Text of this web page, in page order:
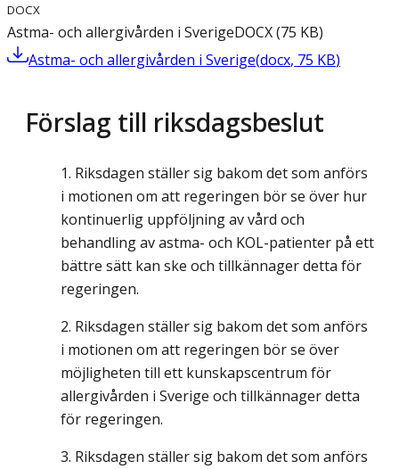
DOCX
Astma- och allergivården i SverigeDOCX(75 KB)
Astma- och allergivården i Sverige(docx, 75 KB)
Förslag till riksdagsbeslut
Riksdagen ställer sig bakom det som anförs
i motionen om att regeringen bör se över hur
kontinuerlig uppföljning av vård och
behandling av astma- och KOL-patienter på ett
bättre sätt kan ske och tillkännager detta för
regeringen.
Riksdagen ställer sig bakom det som anförs
i motionen om att regeringen bör se över
möjligheten till ett kunskapscentrum för
allergivården i Sverige och tillkännager detta
för regeringen.
Riksdagen ställer sig bakom det som anförs